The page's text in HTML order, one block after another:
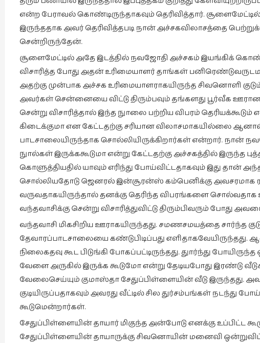
என்ற பேராவல் கொண்டிருந்தாகவும் தெரிவித்தார்.
இருந்ததாக அவர் தெரிவித்தபடி நான் அச்சகவிலாசத்தை
சென்றிருந்தேன்.
சூளைமேட்டில் அதே இடத்தில் நவஜோதி அச்சகம் இயங்கிக்
விசாரித்த போது அதன் உரிமையாளர் தாங்கள்
அதற்கு முன்பாக அச்சக உரிமையாளராகயிருந்த சிவனொளி
அவர்கள் சென்னையை விட்டு திரும்பவும் தங்களது பூர்வீக
சென்று விசாரித்தால் இந்த நுாலை பற்றிய விபரம்
கிடைக்குமா என கேட்டதற்கு சரியான விலாசமாகயில்லை
பாடசாலையிருந்தாக சொல்லியிருக்கிறார்கள் என்றார். நான்
நுால்கள் இருக்ககூடுமா என்று கேட்டதற்கு அச்சகத்தில் இருந்த
கொளுத்தியதில் யாவும் எரிந்து போய்விட்டதாகவும் இது தான்
சொல்லியதோடு ஜெனரல் இன்சூரன்ஸ் கம்பெனிக்கு அவசரமாக
வருவதாகயிருந்தால் தனக்கு தெரிந்த விபரங்களை
வந்தவாசிக்கு சென்று விசாரித்துவிட்டு திரும்பிவரும் போது
வந்தவாசி மிகசிறிய ஊராகயிருந்தது. சமணசமயத்தை சார்ந்த
தேவாரப்பாடசாலையை கண்டுபிடிப்பது எளிதாகவேயிருந்தது.
நிலைகதவு கூட பிடுங்கி போகப்பட்டிருந்தது. துார்ந்து
வேளை அருகில் இருக்க கூடுமோ என்று தேடியபோது இரண்டு
வேலைசெய்யும் குமாஸ்தா சேதுப்பிள்ளையின் வீடு இருந்தது.
குடியிருப்பதாகவும் அவரது வீட்டில் சில துர்சம்பங்கள் நடந்து
கூடுமென்றார்கள்.
சேதுப்பிள்ளையின் தாயார் மிகுந்த அன்போடு எனக்கு உப்பிட்ட
சேதுப்பிள்ளையின் தாயாருக்கு சிவனொயின் மனைவி